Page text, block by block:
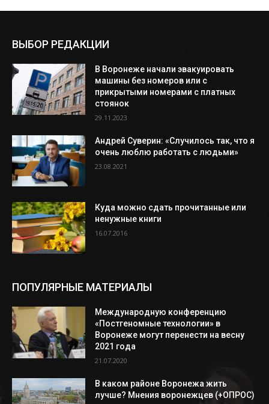
ВЫБОР РЕДАКЦИИ
В Воронеже начали эвакуировать
машины без номеров или с
прикрытыми номерами с платных
стоянок
29.11.2023
Андрей Суверин: «Случилось так, что я
очень люблю работать с людьми»
23.08.2021
Куда можно сдать прочитанные или
ненужные книги
16.07.2016
ПОПУЛЯРНЫЕ МАТЕРИАЛЫ
Международную конференцию
«Постгеномные технологии» в
Воронеже могут перенести на весну
2021 года
21.07.2020
В каком районе Воронежа жить
лучше? Мнения воронежцев (+ОПРОС)